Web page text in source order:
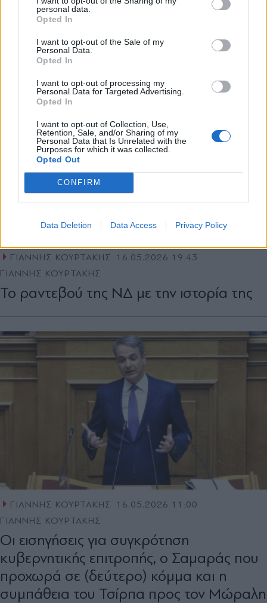
personal data.
Opted In
I want to opt-out of the Sale of my
Personal Data.
Opted In
I want to opt-out of processing my
Personal Data for Targeted Advertising.
Opted In
I want to opt-out of Collection, Use,
Retention, Sale, and/or Sharing of my
Personal Data that Is Unrelated with the
Purposes for which it was collected.
Opted Out
CONFIRM
Data Deletion Data Access Privacy Policy
κόµµα Σαµαρά και το "όχι" από τον
Βενιζέλο σε υποψηφιότητα και
Επικρατείας
ΓΙΑΝΝΗΣ ΚΟΥΡΤΑΚΗΣ
16.05.2026 19:43
ΓΙΑΝΝΗΣ ΚΟΥΡΤΑΚΗΣ
Το ραντεβού της ΝΔ με την ιστορία της
ΓΙΑΝΝΗΣ ΚΟΥΡΤΑΚΗΣ
16.05.2026 11:00
ΓΙΑΝΝΗΣ ΚΟΥΡΤΑΚΗΣ
Οι εισηγήσεις για συγκρότηση
κυβερνητικής επιτροπής, o Σαμαράς που
προχωρά σε (δεύτερο) κόμμα και η
συμπάθεια του Τσίρπα προς τον Μώραλη
Αποδέχομαι τους
και την πολιτική απορρήτου
X